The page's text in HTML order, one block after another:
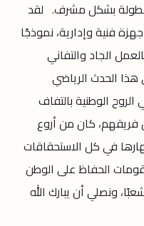
بشكل مشرف. لقد
فنية وإدارية، نموذجًا
الجاد والتفاني
الحدث الرياضي
الوطنية بالتفاف
كان من أروع
في كل الاستحقاقات
الحفاظ على الوطن
ونصلي أن يبارك الله